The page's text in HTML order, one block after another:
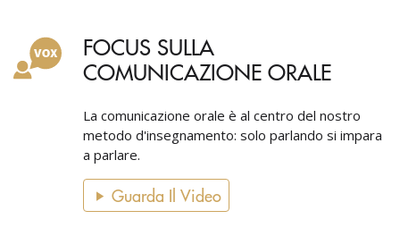
FOCUS SULLA
COMUNICAZIONE ORALE
La comunicazione orale è al centro del nostro
metodo d'insegnamento: solo parlando si impara
a parlare.
Guarda Il Video